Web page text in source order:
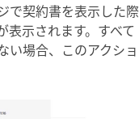
で契約書を表示した際
表示されます。すべて
い場合、このアクショ